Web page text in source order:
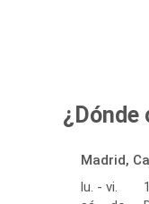
¿Dónde
Madrid,
lu. - vi.